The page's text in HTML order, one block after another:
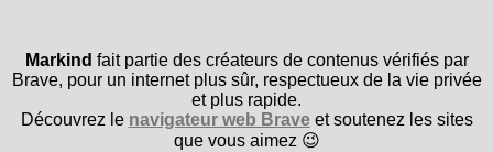
Markind fait partie des créateurs de contenus vérifiés par
Brave, pour un internet plus sûr, respectueux de la vie privée
et plus rapide.
Découvrez le navigateur web Brave et soutenez les sites
que vous aimez 😉